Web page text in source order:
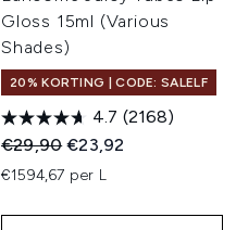
Gloss 15ml (Various
Shades)
20% KORTING | CODE: SALELF
4.7 (2168)
Recommended Retail Price:
€29,90Huidige prijs:
€23,92
€1594,67 per L